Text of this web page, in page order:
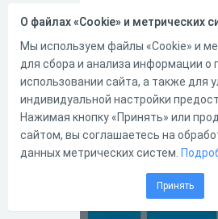
Операційні
системи -
О файлах «Cookie» и метрических
Мы используем файлы «Cookie» и
для сбора и анализа информации о
использовании сайта, а также для
индивидуальной настройки
Нажимая кнопку «Принять» или
сайтом, вы соглашаетесь на
данных метрических систем.
Принять